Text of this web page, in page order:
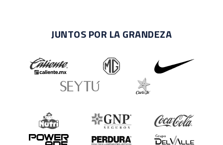
JUNTOS POR LA GRANDEZA